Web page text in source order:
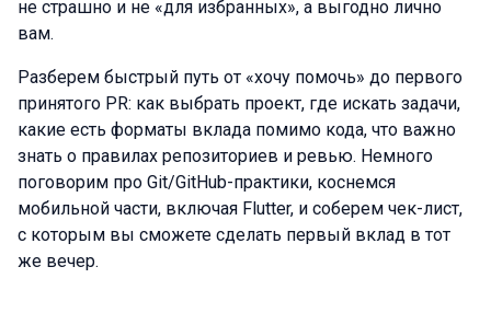
не страшно и не «для избранных», а выгодно лично
вам.
Разберем быстрый путь от «хочу помочь» до первого
принятого PR: как выбрать проект, где искать задачи,
какие есть форматы вклада помимо кода, что важно
знать о правилах репозиториев и ревью. Немного
поговорим про Git/GitHub-практики, коснемся
мобильной части, включая Flutter, и соберем чек-лист,
с которым вы сможете сделать первый вклад в тот
же вечер.